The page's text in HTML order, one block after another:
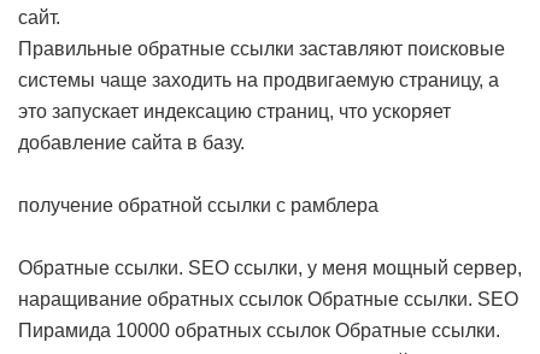
сайт.
Правильные обратные ссылки заставляют поисковые
системы чаще заходить на продвигаемую страницу, а
это запускает индексацию страниц, что ускоряет
добавление сайта в базу.
получение обратной ссылки с рамблера
Обратные ссылки. SEO ссылки, у меня мощный сервер,
наращивание обратных ссылок Обратные ссылки. SEO
Пирамида 10000 обратных ссылок Обратные ссылки.